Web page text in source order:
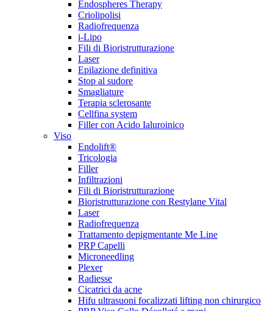
Endospheres Therapy
Criolipolisi
Radiofrequenza
i-Lipo
Fili di Bioristrutturazione
Laser
Epilazione definitiva
Stop al sudore
Smagliature
Terapia sclerosante
Cellfina system
Filler con Acido Ialuroinico
Viso
Endolift®
Tricologia
Filler
Infiltrazioni
Fili di Bioristrutturazione
Bioristrutturazione con Restylane Vital
Laser
Radiofrequenza
Trattamento depigmentante Me Line
PRP Capelli
Microneedling
Plexer
Radiesse
Cicatrici da acne
Hifu ultrasuoni focalizzati lifting non chirurgico